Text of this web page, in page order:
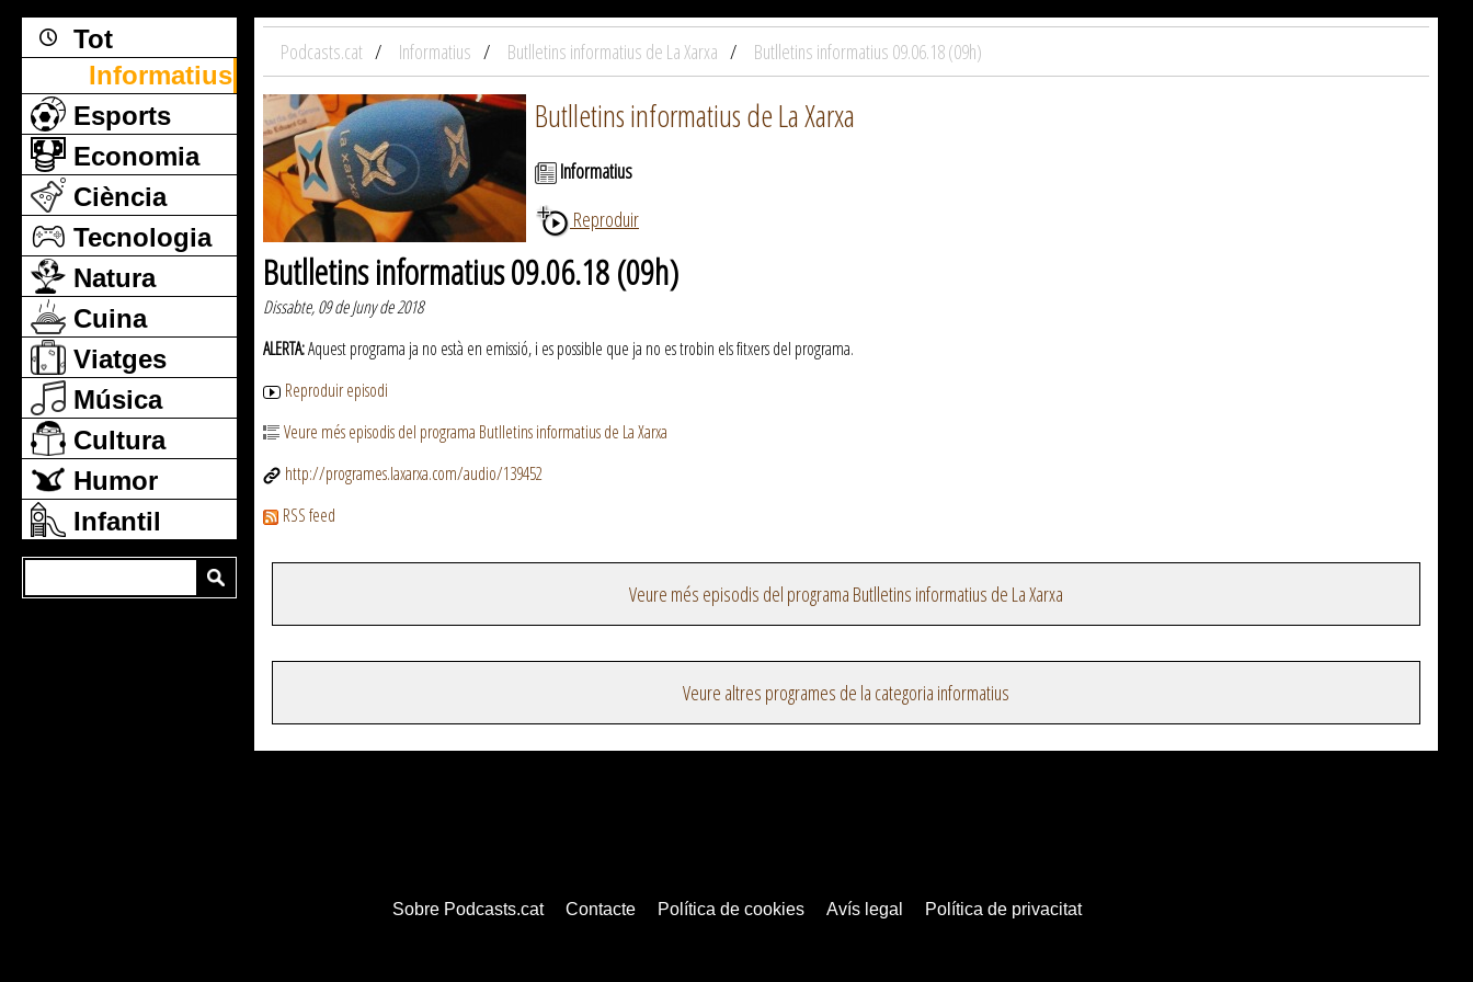
Tot
Informatius
Esports
Economia
Ciència
Tecnologia
Natura
Cuina
Viatges
Música
Cultura
Humor
Infantil
Podcasts.cat Informatius Butlletins informatius de La Xarxa Butlletins informatius 09.06.18 (09h)
Butlletins informatius de La Xarxa
Informatius
Reproduir
Butlletins informatius 09.06.18 (09h)
Dissabte, 09 de Juny de 2018
ALERTA:Aquest programa ja no està en emissió, i es possible que ja no es trobin els fitxers del programa.
Reproduir episodi
Veure més episodis del programa Butlletins informatius de La Xarxa
http://programes.laxarxa.com/audio/139452
RSS feed
Veure més episodis del programa Butlletins informatius de La Xarxa
Veure altres programes de la categoria informatius
Sobre Podcasts.cat Contacte Política de cookies Avís legal Política de privacitat